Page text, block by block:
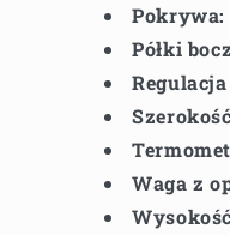
Pokrywa:
Półki
Waga z